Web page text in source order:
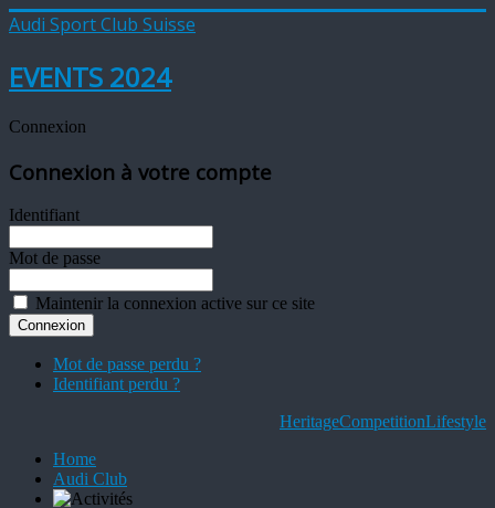
Audi Sport Club Suisse
EVENTS 2024
Connexion
Connexion à votre compte
Identifiant
Mot de passe
Maintenir la connexion active sur ce site
Mot de passe perdu ?
Identifiant perdu ?
HeritageCompetitionLifestyle
Home
Audi Club